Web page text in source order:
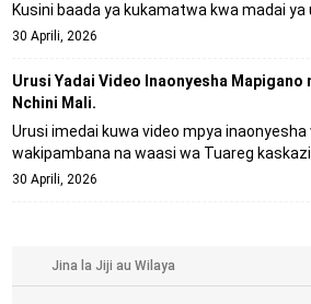
Kusini baada ya kukamatwa kwa madai ya
30 Aprili, 2026
Urusi Yadai Video Inaonyesha Mapigano
Nchini Mali.
Urusi imedai kuwa video mpya
wakipambana na waasi wa Tuareg
30 Aprili, 2026